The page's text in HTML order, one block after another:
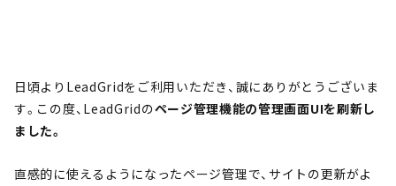
日頃よりLeadGridをご利用いただき、誠にありがとうございま
す。この度、LeadGridのページ管理機能の管理画面UIを刷新し
ました。
直感的に使えるようになったページ管理で、サイトの更新がよ